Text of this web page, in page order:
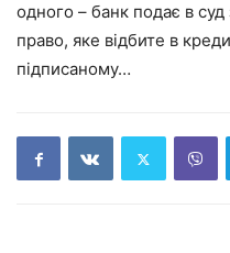
одного – банк подає в
право, яке відбите в
підписаному…